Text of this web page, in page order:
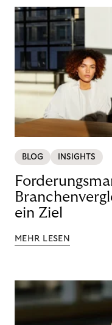
BLOG INSIGHTS
ein Ziel
MEHR LESEN